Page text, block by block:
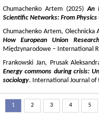
Chumachenko Artem (2025)An
Scientific Networks: From
Chumachenko Artem, Olechnicka
How European Union
Międzynarodowe – International
Frankowski Jan, Prusak
Energy commons during crisis:
sociology. International Journal of
1 2 3 4 5